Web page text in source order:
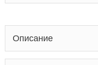
Описание